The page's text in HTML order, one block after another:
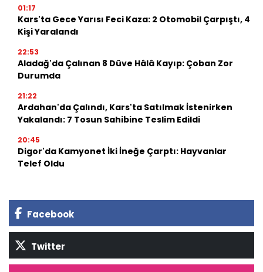
01:17
Kars'ta Gece Yarısı Feci Kaza: 2 Otomobil Çarpıştı, 4
Kişi Yaralandı
22:53
Aladağ'da Çalınan 8 Düve Hâlâ Kayıp: Çoban Zor
Durumda
21:22
Ardahan'da Çalındı, Kars'ta Satılmak İstenirken
Yakalandı: 7 Tosun Sahibine Teslim Edildi
20:45
Digor'da Kamyonet İki İneğe Çarptı: Hayvanlar
Telef Oldu
Facebook
Twitter